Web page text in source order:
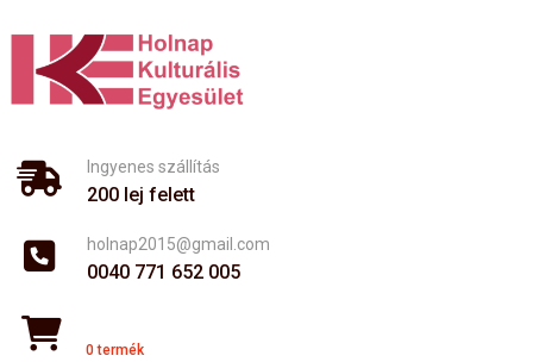
content
Ingyenes szállítás
200 lej felett
holnap2015@gmail.com
0040 771 652 005
0 termék